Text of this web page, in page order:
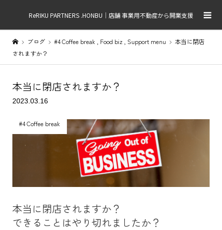
ReRIKU PARTNERS .HONBU｜店舗 事業用不動産から開業支援
ブログ #4 Coffee break Food biz Support menu
本当に閉店
されますか？
本当に閉店されますか？
2023.03.16
#4 Coffee break
本当に閉店されますか？
できることはやり切れましたか？